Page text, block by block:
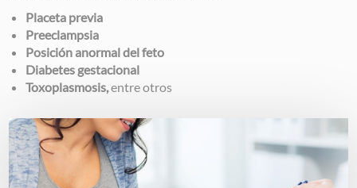
Placeta previa
Preeclampsia
Posición anormal del feto
Diabetes gestacional
Toxoplasmosis,entre otros
Image